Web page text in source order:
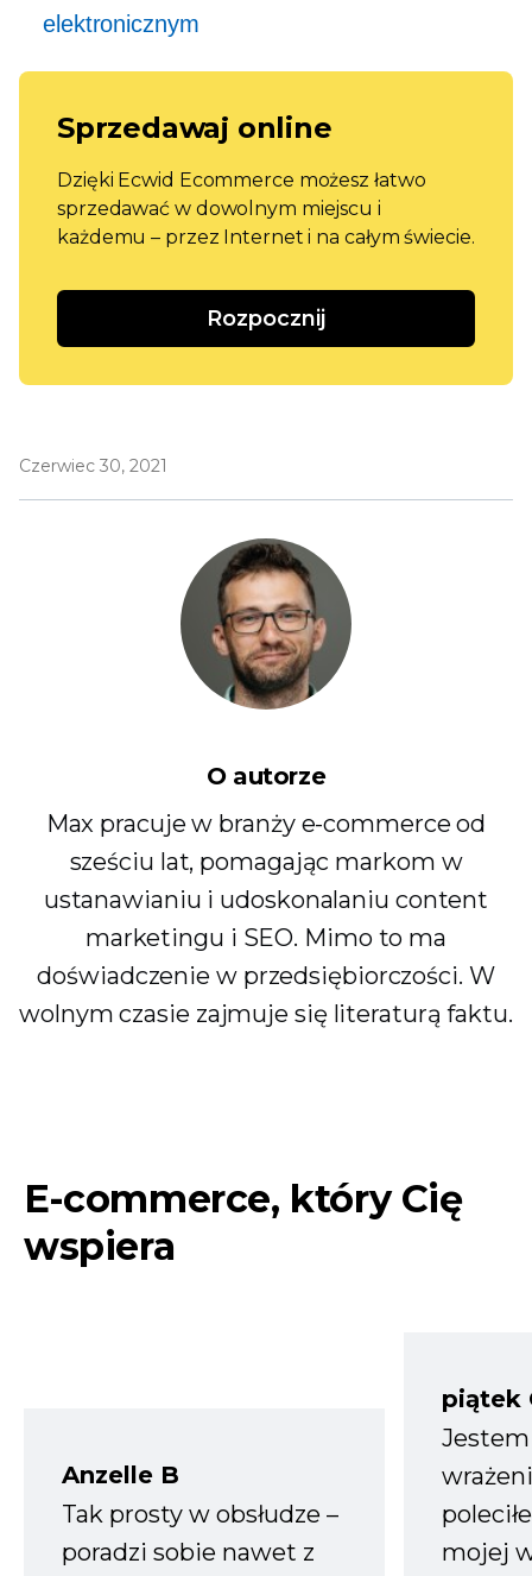
elektronicznym
Sprzedawaj online
Dzięki Ecwid Ecommerce możesz łatwo
sprzedawać w dowolnym miejscu i
każdemu – przez Internet i na całym świecie.
Rozpocznij
Czerwiec 30, 2021
O autorze
Max pracuje w branży e-commerce od
sześciu lat, pomagając markom w
ustanawianiu i udoskonalaniu content
marketingu i SEO. Mimo to ma
doświadczenie w przedsiębiorczości. W
wolnym czasie zajmuje się literaturą faktu.
E-commerce, który Cię
wspiera
Anzelle B
Tak prosty w obsłudze –
poradzi sobie nawet z
piątek
mojej